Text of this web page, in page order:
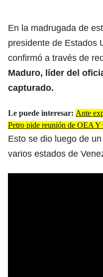
En la madrugada de
presidente de Estados
confirmó a través de
Maduro, líder del
capturado.
Le puede interesar: Ante
Petro pide reunión de OEA
Esto se dio luego de un
varios estados de